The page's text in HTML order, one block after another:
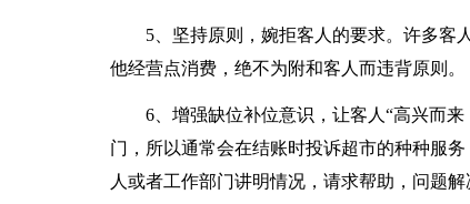
5、坚持原则，婉拒客人的要求。许多客
他经营点消费，绝不为附和客人而违背原则。
6、增强缺位补位意识，让客人“高兴而
门，所以通常会在结账时投诉超市的种种服
人或者工作部门讲明情况，请求帮助，问题